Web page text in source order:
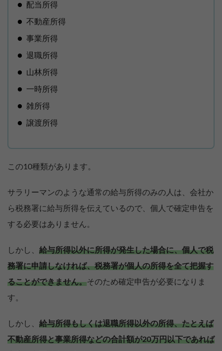
配当所得
不動産所得
事業所得
退職所得
山林所得
一時所得
雑所得
譲渡所得
この10種類があります。
サラリーマンのような通常の給与所得のみの人は、会社か
ら税務署に給与所得を伝えているので、個人で確定申告を
する必要はありません。
しかし、 給与所得以外に所得が発生した場合に、個人で税
務署に申請しなければ、税務署が個人の所得を全て把握す
ることができません。そのため確定申告が必要になりま
す。
しかし、 給与所得もしくは退職所得以外の所得、たとえば
不動産所得と事業所得などの合計額が20万円以下であれば